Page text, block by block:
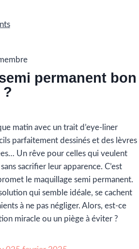
permanent bon
?
matin avec un trait d’eye-liner
parfaitement dessinés et des lèvres
Un rêve pour celles qui veulent
sacrifier leur apparence. C’est
le maquillage semi permanent.
qui semble idéale, se cachent
à ne pas négliger. Alors, est-ce
miracle ou un piège à éviter ?